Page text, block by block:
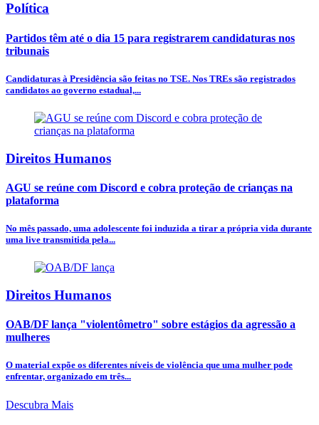
Política
Partidos têm até o dia 15 para registrarem candidaturas nos
tribunais
Candidaturas à Presidência são feitas no TSE. Nos TREs são registrados
candidatos ao governo estadual,...
Direitos Humanos
AGU se reúne com Discord e cobra proteção de crianças na
plataforma
No mês passado, uma adolescente foi induzida a tirar a própria vida durante
uma live transmitida pela...
Direitos Humanos
OAB/DF lança "violentômetro" sobre estágios da agressão a
mulheres
O material expõe os diferentes níveis de violência que uma mulher pode
enfrentar, organizado em três...
Descubra Mais